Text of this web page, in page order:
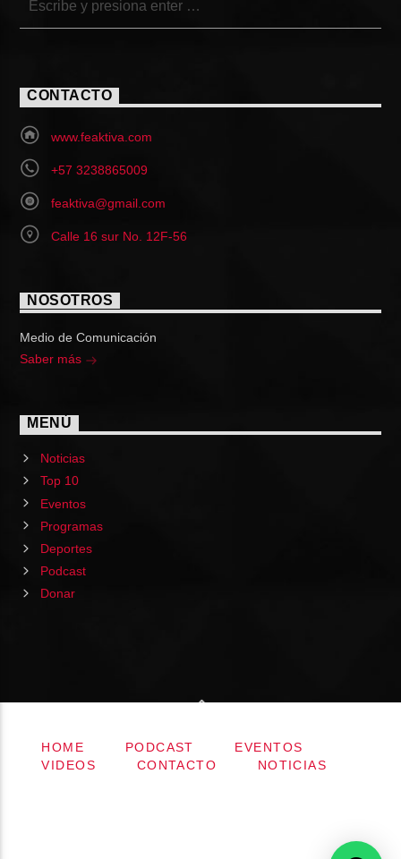
CONTACTO
www.feaktiva.com
+57 3238865009
feaktiva@gmail.com
Calle 16 sur No. 12F-56
NOSOTROS
Medio de Comunicación
Saber más
MENÚ
Noticias
Top 10
Eventos
Programas
Deportes
Podcast
Donar
HOME PODCAST
EVENTOS
VIDEOS
CONTACTO NOTICIAS